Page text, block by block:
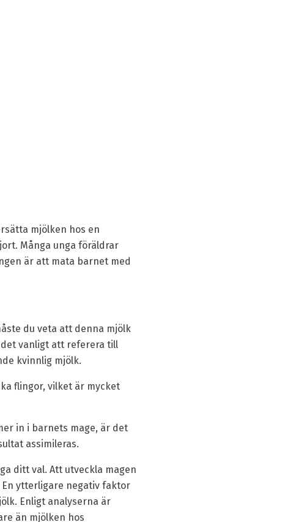
mjölken hos en
Många unga föräldrar
är att mata barnet med
du veta att denna mjölk
vanligt att referera till
kvinnlig mjölk.
flingor, vilket är mycket
in i barnets mage, är det
assimileras.
ditt val. Att utveckla magen
ytterligare negativ faktor
Enligt analyserna är
än mjölken hos